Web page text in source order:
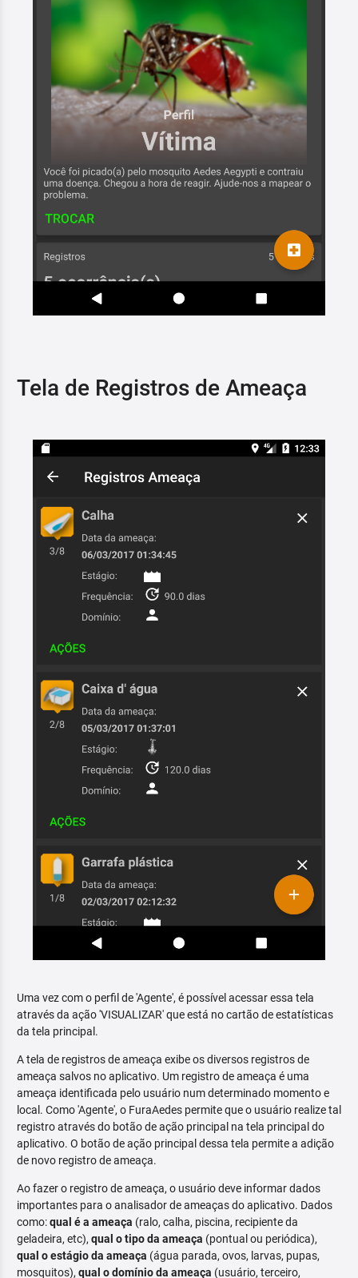
Tela de Registros de Ameaça
Uma vez com o perfil de 'Agente', é possível acessar essa tela
através da ação 'VISUALIZAR' que está no cartão de estatísticas
da tela principal.
A tela de registros de ameaça exibe os diversos registros de
ameaça salvos no aplicativo. Um registro de ameaça é uma
ameaça identificada pelo usuário num determinado momento e
local. Como 'Agente', o FuraAedes permite que o usuário realize tal
registro através do botão de ação principal na tela principal do
aplicativo. O botão de ação principal dessa tela permite a adição
de novo registro de ameaça.
Ao fazer o registro de ameaça, o usuário deve informar dados
importantes para o analisador de ameaças do aplicativo. Dados
como:qual é a ameaça (ralo, calha, piscina, recipiente da
geladeira, etc), qual o tipo da ameaça (pontual ou periódica),
qual o estágio da ameaça (água parada, ovos, larvas, pupas,
mosquitos), qual o domínio da ameaça (usuário, terceiro,